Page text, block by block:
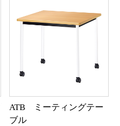
ATB ミーティングテー
ブル